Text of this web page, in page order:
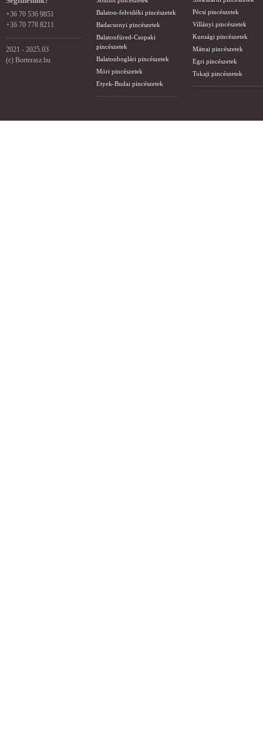
+36 70 536 9851
+36 70 778 8211
2021 - 2025.03
(c) Borterasz.hu
Balaton-felvidéki pincészetek
Badacsonyi pincészetek
Balatonfüred-Csopaki
pincészetek
Balatonboglári pincészetek
Móri pincészetek
Etyek-Budai pincészetek
Pécsi pincészetek
Villányi pincészetek
Kunsági pincészetek
Mátrai pincészetek
Egri pincészetek
Tokaji pincészetek